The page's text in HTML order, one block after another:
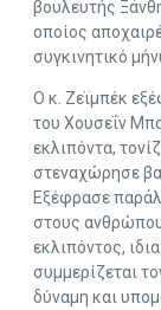
βουλευτής
οποίος
συγκινητικό
Ο κ. Ζεϊμπέκ
του Χουσεΐν
εκλιπόντα,
στεναχώρησε
Εξέφρασε
στους
εκλιπόντος,
συμμερίζεται
δύναμη και